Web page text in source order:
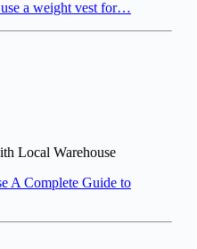
a weight vest for…
Local Warehouse
A Complete Guide to